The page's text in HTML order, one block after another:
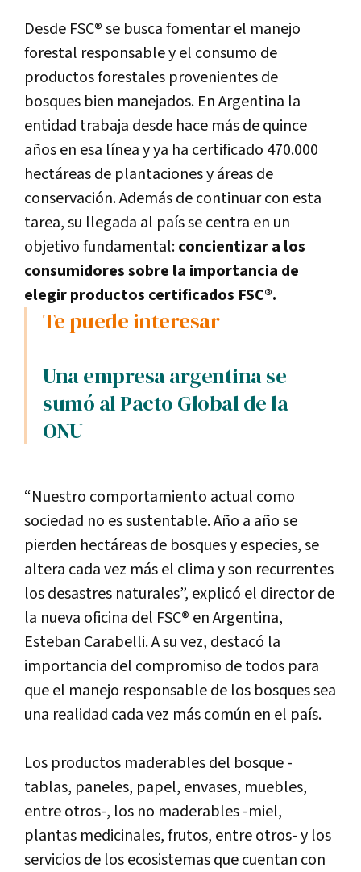
Desde FSC® se busca fomentar el manejo
forestal responsable y el consumo de
productos forestales provenientes de
bosques bien manejados. En Argentina la
entidad trabaja desde hace más de quince
años en esa línea y ya ha certificado 470.000
hectáreas de plantaciones y áreas de
conservación. Además de continuar con esta
tarea, su llegada al país se centra en un
objetivo fundamental:concientizar a los
consumidores sobre la importancia de
elegir productos certificados FSC®.
Te puede interesar
Una empresa argentina se
sumó al Pacto Global de la
ONU
“Nuestro comportamiento actual como
sociedad no es sustentable. Año a año se
pierden hectáreas de bosques y especies, se
altera cada vez más el clima y son recurrentes
los desastres naturales”, explicó el director de
la nueva oficina del FSC® en Argentina,
Esteban Carabelli. A su vez, destacó la
importancia del compromiso de todos para
que el manejo responsable de los bosques sea
una realidad cada vez más común en el país.
Los productos maderables del bosque -
tablas, paneles, papel, envases, muebles,
entre otros-, los no maderables -miel,
plantas medicinales, frutos, entre otros- y los
servicios de los ecosistemas que cuentan con